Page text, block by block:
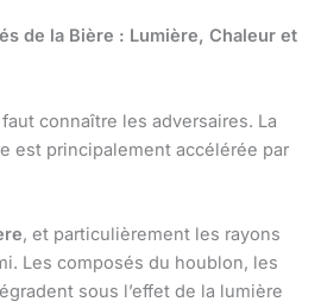
de la Bière : Lumière, Chaleur et
connaître les adversaires. La
est principalement accélérée par
, et particulièrement les rayons
Les composés du houblon, les
sous l’effet de la lumière